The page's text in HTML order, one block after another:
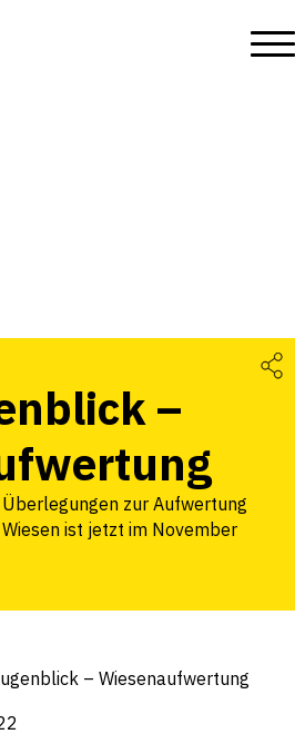
–
zur Aufwertung
ist jetzt im November
– Wiesenaufwertung